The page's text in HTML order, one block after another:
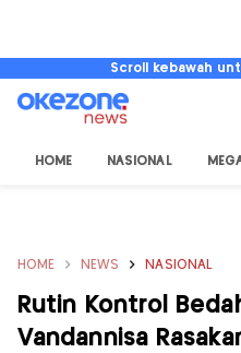
Scroll kebawah
HOME NASIONAL
HOME NEWS NASIONAL
Rutin Kontrol
Vandannisa